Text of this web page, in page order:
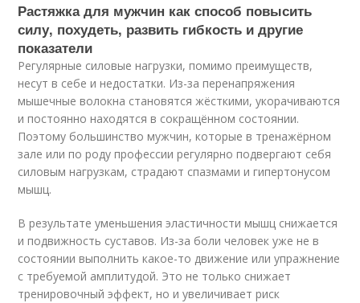
Растяжка для мужчин как способ повысить
силу, похудеть, развить гибкость и другие
показатели
Регулярные силовые нагрузки, помимо преимуществ,
несут в себе и недостатки. Из-за перенапряжения
мышечные волокна становятся жёсткими, укорачиваются
и постоянно находятся в сокращённом состоянии.
Поэтому большинство мужчин, которые в тренажёрном
зале или по роду профессии регулярно подвергают себя
силовым нагрузкам, страдают спазмами и гипертонусом
мышц.
В результате уменьшения эластичности мышц снижается
и подвижность суставов. Из-за боли человек уже не в
состоянии выполнить какое-то движение или упражнение
с требуемой амплитудой. Это не только снижает
тренировочный эффект, но и увеличивает риск